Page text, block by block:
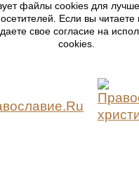
файлы cookies для
Если вы
свое согласие на
cookies.